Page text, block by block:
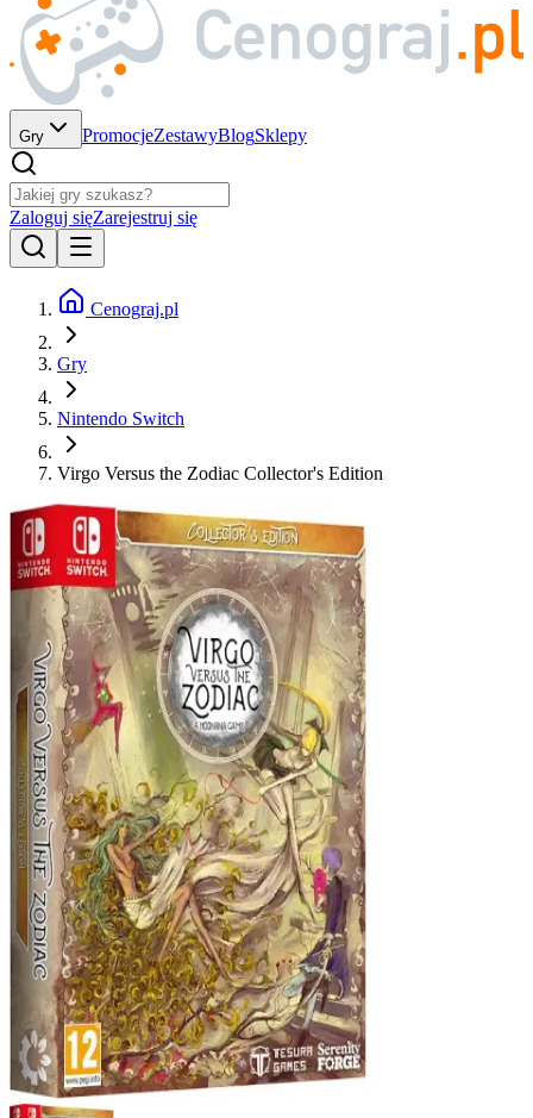
Gry PromocjeZestawyBlogSklepy
Zaloguj sięZarejestruj się
Cenograj.pl
Gry
Nintendo Switch
Virgo Versus the Zodiac Collector's Edition